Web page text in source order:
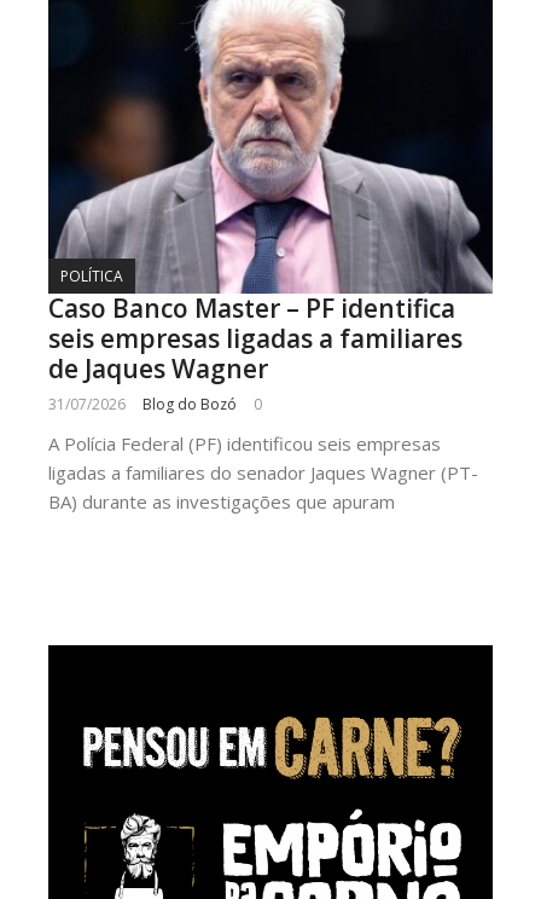
POLÍTICA
Caso Banco Master – PF identifica
seis empresas ligadas a familiares
de Jaques Wagner
31/07/2026 Blog do Bozó 0
A Polícia Federal (PF) identificou seis empresas
ligadas a familiares do senador Jaques Wagner (PT-
BA) durante as investigações que apuram